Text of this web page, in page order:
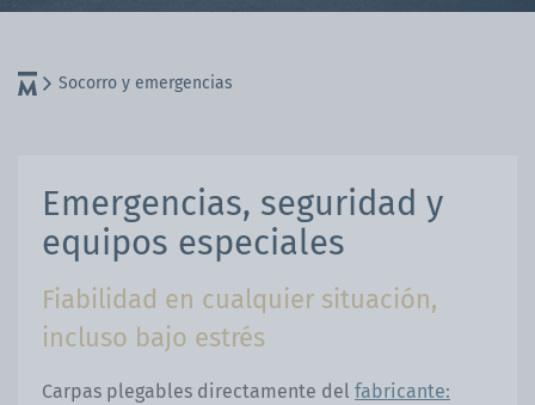
Socorro y emergencias
Emergencias, seguridad y
equipos especiales
Fiabilidad en cualquier situación,
incluso bajo estrés
Carpas plegables directamente del fabricante: